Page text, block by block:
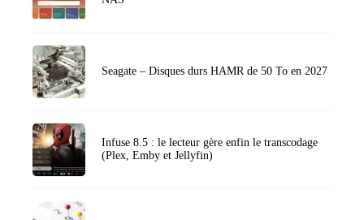
Seagate – Disques durs HAMR de 50 To en 2027
Infuse 8.5 : le lecteur gère enfin le transcodage
(Plex, Emby et Jellyfin)